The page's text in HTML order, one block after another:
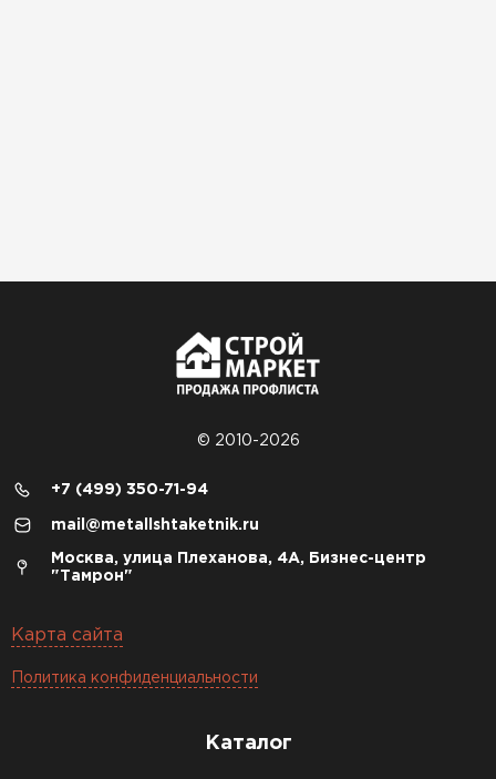
© 2010-2026
+7 (499) 350-71-94
mail@metallshtaketnik.ru
Москва, улица Плеханова, 4А, Бизнес-центр
"Тамрон"
Карта сайта
Политика конфиденциальности
Каталог